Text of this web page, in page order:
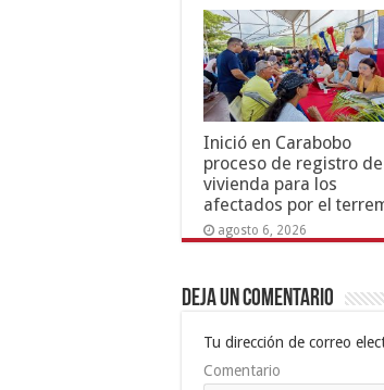
Inició en Carabobo
proceso de registro de
vivienda para los
afectados por el
agosto 6, 2026
Deja un comentario
Tu dirección de correo
Comentario